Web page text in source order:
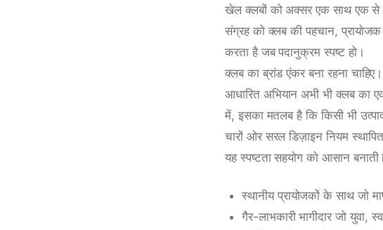
खेल क्लबों को अक्सर एक साथ एक से
संग्रह को क्लब की पहचान,
करता है जब पदानुक्रम स्पष्ट हो।
क्लब का ब्रांड एंकर बना रहना
आधारित अभियान अभी भी क्लब का
में, इसका मतलब है कि किसी भी
चारों ओर सरल डिज़ाइन नियम
यह स्पष्टता सहयोग को आसान बनाती
स्थानीय प्रायोजकों के साथ जो
गैर-लाभकारी भागीदार जो युवा,